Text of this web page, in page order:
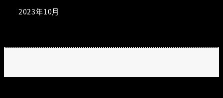
2023年10月